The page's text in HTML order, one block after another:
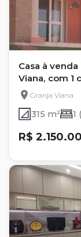
Casa à
Viana, com 1
Granja Viana
315 m² 1
R$